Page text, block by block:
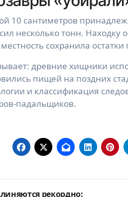
10 сантиметров
несколько тонн.
сохранила
древние хищники
пищей на поздних
и классификация
падальщиков.
рекордно: